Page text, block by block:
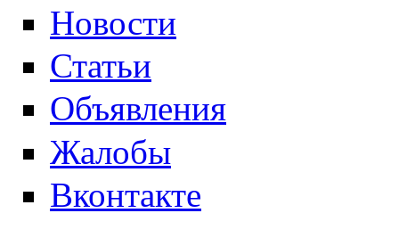
Новости
Статьи
Объявления
Жалобы
Вконтакте